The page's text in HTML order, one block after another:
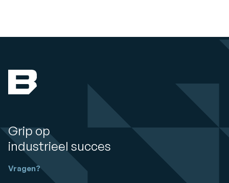
Grip op
industrieel succes
Vragen?